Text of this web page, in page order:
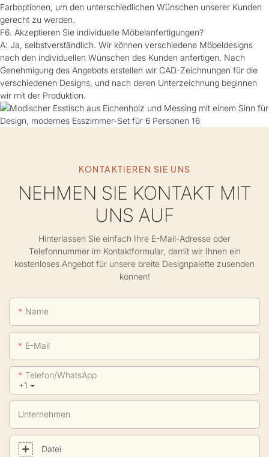
Farboptionen, um den unterschiedlichen Wünschen unserer Kunden
gerecht zu werden.
F6. Akzeptieren Sie individuelle Möbelanfertigungen?
A: Ja, selbstverständlich. Wir können verschiedene Möbeldesigns
nach den individuellen Wünschen des Kunden anfertigen. Nach
Genehmigung des Angebots erstellen wir CAD-Zeichnungen für die
verschiedenen Designs, und nach deren Unterzeichnung beginnen
wir mit der Produktion.
KONTAKTIEREN SIE UNS
NEHMEN SIE KONTAKT MIT
UNS AUF
Hinterlassen Sie einfach Ihre E-Mail-Adresse oder
Telefonnummer im Kontaktformular, damit wir Ihnen ein
kostenloses Angebot für unsere breite Designpalette zusenden
können!
Name
E-Mail
+1
Telefon/WhatsApp
Unternehmen
Datei